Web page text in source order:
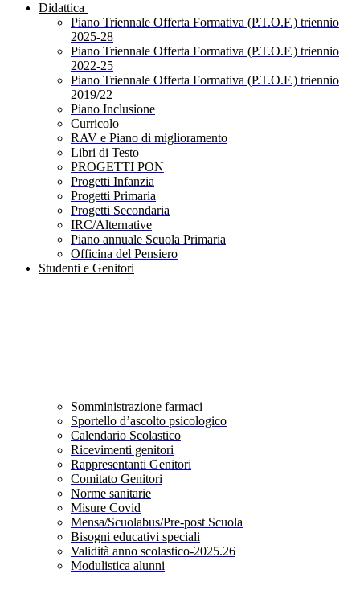
Didattica
Piano Triennale Offerta Formativa (P.T.O.F.) triennio
2025-28
Piano Triennale Offerta Formativa (P.T.O.F.) triennio
2022-25
Piano Triennale Offerta Formativa (P.T.O.F.) triennio
2019/22
Piano Inclusione
Curricolo
RAV e Piano di miglioramento
Libri di Testo
PROGETTI PON
Progetti Infanzia
Progetti Primaria
Progetti Secondaria
IRC/Alternative
Piano annuale Scuola Primaria
Officina del Pensiero
Studenti e Genitori
Somministrazione farmaci
Sportello d’ascolto psicologico
Calendario Scolastico
Ricevimenti genitori
Rappresentanti Genitori
Comitato Genitori
Norme sanitarie
Misure Covid
Mensa/Scuolabus/Pre-post Scuola
Bisogni educativi speciali
Validità anno scolastico-2025.26
Modulistica alunni